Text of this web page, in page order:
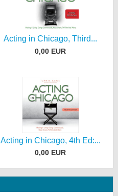
Acting in Chicago, Third...
0,00 EUR
Acting in Chicago, 4th Ed:...
0,00 EUR